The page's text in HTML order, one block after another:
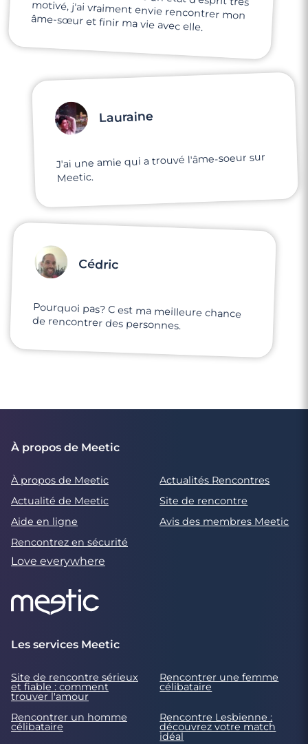
âme-sœur et finir ma vie avec elle.
Lauraine
J'ai une amie qui a trouvé l'âme-soeur sur
Meetic.
Cédric
Pourquoi pas? C est ma meilleure chance
de rencontrer des personnes.
À propos de Meetic
À propos de Meetic
Actualités Rencontres
Actualité de Meetic
Site de rencontre
Aide en ligne
Avis des membres Meetic
Rencontrez en sécurité
Love everywhere
Les services Meetic
Site de rencontre sérieux
et fiable : comment
trouver l'amour
Rencontrer une femme
célibataire
Rencontrer un homme
célibataire
Rencontre Lesbienne :
découvrez votre match
idéal